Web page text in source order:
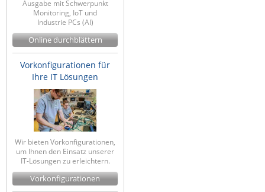
Raritan
Riello UPS
Server Technology
Siretta
SIRIO Antenne
Sunbird
Tactical Software
TEKTELIC
Teltonika
Unwired Networks
Ausgabe mit Schwerpunkt
Monitoring, IoT und
Industrie PCs (AI)
Online durchblättern
Vorkonfigurationen für
Ihre IT Lösungen
Wir bieten Vorkonfigurationen,
um Ihnen den Einsatz unserer
IT-Lösungen zu erleichtern.
Vorkonfigurationen